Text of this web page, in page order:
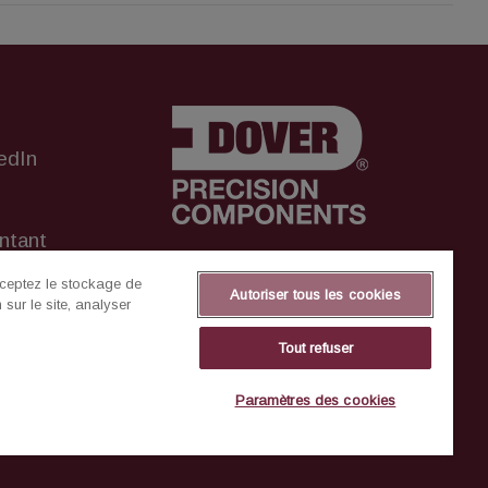
le stockage de
le site, analyser
Autoriser tous les cookies
Tout refuser
Paramètres des cookies